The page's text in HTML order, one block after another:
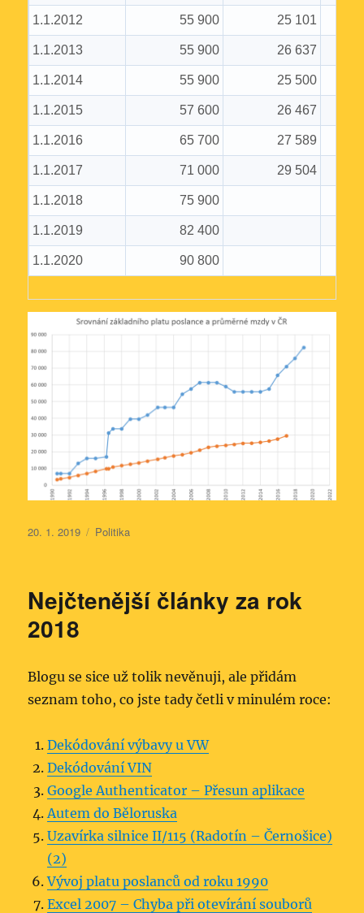
1.1.2012 55 900 25 101
1.1.2013 55 900 26 637
1.1.2014 55 900 25 500
1.1.2015 57 600 26 467
1.1.2016 65 700 27 589
1.1.2017 71 000 29 504
1.1.2018 75 900
1.1.2019 82 400
1.1.2020 90 800
Publikováno:
20. 1. 2019 Rubriky:
Politika
Nejčtenější články za rok
2018
Blogu se sice už tolik nevěnuji, ale přidám
seznam toho, co jste tady četli v minulém roce:
Dekódování výbavy u VW
Dekódování VIN
Google Authenticator – Přesun aplikace
Autem do Běloruska
Uzavírka silnice II/115 (Radotín – Černošice)
(2)
Vývoj platu poslanců od roku 1990
Excel 2007 – Chyba při otevírání souborů